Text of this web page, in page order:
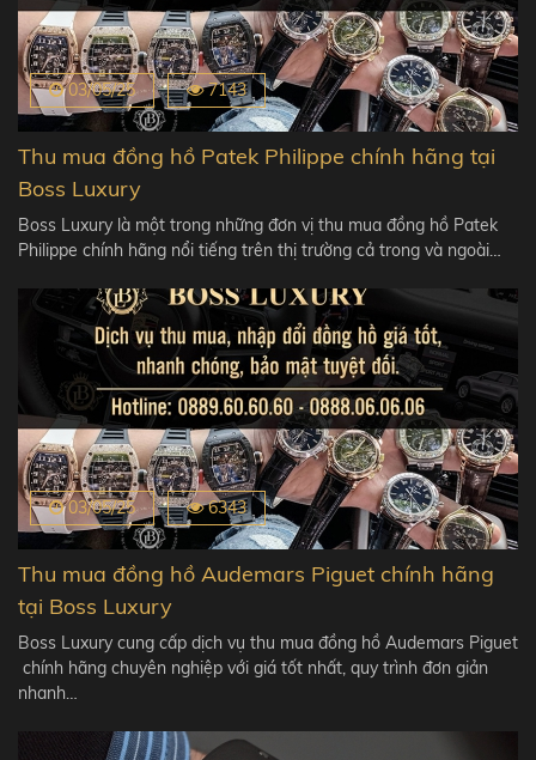
03/05/25 7143
Thu mua đồng hồ Patek Philippe chính hãng tại
Boss Luxury
Boss Luxury là một trong những đơn vị thu mua đồng hồ Patek
Philippe chính hãng nổi tiếng trên thị trường cả trong và ngoài…
03/05/25 6343
Thu mua đồng hồ Audemars Piguet chính hãng
tại Boss Luxury
Boss Luxury cung cấp dịch vụ thu mua đồng hồ Audemars Piguet
chính hãng chuyên nghiệp với giá tốt nhất, quy trình đơn giản
nhanh…